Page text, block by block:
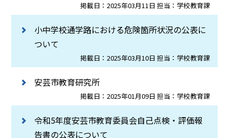
掲載日：2025年03月11日 担当：学校教育課
小中学校通学路における危険箇所状況の公表に
ついて
掲載日：2025年03月10日 担当：学校教育課
安芸市教育研究所
掲載日：2025年01月09日 担当：学校教育課
令和5年度安芸市教育委員会自己点検・評価報
告書の公表について